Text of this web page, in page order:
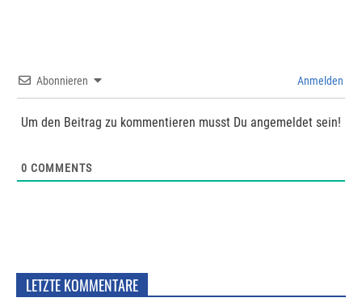
Abonnieren Anmelden
Um den Beitrag zu kommentieren musst Du angemeldet sein!
0 COMMENTS
LETZTE KOMMENTARE